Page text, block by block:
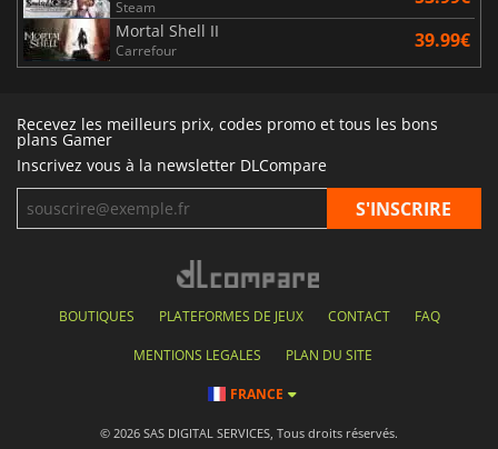
Steam
Mortal Shell II
Carrefour 39.99€
Recevez les meilleurs prix, codes promo et tous les bons
plans Gamer
Inscrivez vous à la newsletter DLCompare
BOUTIQUES PLATEFORMES DE JEUX CONTACT FAQ
MENTIONS LEGALES PLAN DU SITE
FRANCE
© 2026 SAS DIGITAL SERVICES, Tous droits réservés.